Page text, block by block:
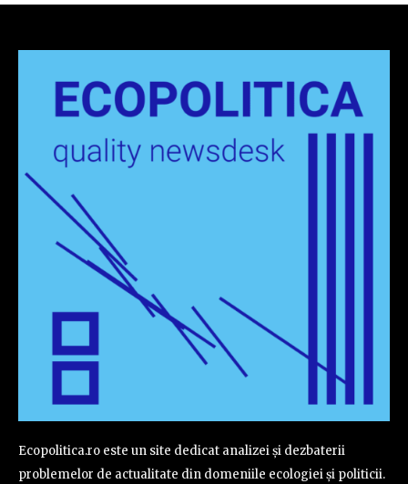
Ecopolitica.ro este un site dedicat analizei și dezbaterii
problemelor de actualitate din domeniile ecologiei și politicii.